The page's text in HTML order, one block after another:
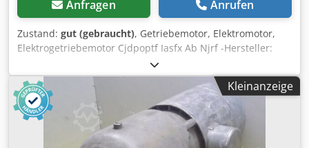
Anfragen Anrufen
Zustand: gut (gebraucht), Getriebemotor, Elektromotor,
Elektrogetriebemotor Cjdpoptf Iasfx Ab Njrf -Hersteller:
Stephan Werke, Getriebemotor -Drehzahlen: ca. 110 U/min
-Motor: Typ ZD434 -Leistung: 2,2 kW 1430 U/min -Bauform:
B3 -Schutzart: P 33 / E -Anzahl: 1x Motor vorhanden -Preis:
pro Stück -Abmessungen: 640/270/H295 mm -Gewicht: 64
kg/St.
Kleinanzeige